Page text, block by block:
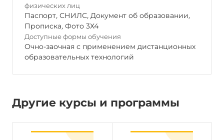
физических лиц
Паспорт, СНИЛС, Документ об образовании,
Прописка, Фото 3Х4
Доступные формы обучения
Очно-заочная с применением дистанционных
образовательных технологий
Другие курсы и программы